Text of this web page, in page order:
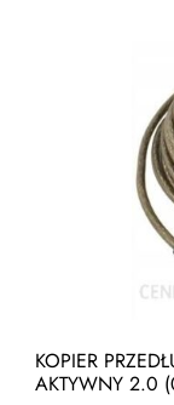
KOPIER
AKTYWNY 2.0